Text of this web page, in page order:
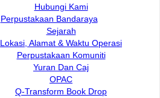
Hubungi Kami
Perpustakaan Bandaraya
Sejarah
Lokasi, Alamat & Waktu Operasi
Perpustakaan Komuniti
Yuran Dan Caj
OPAC
Q-Transform Book Drop
Pelawat Di Talian